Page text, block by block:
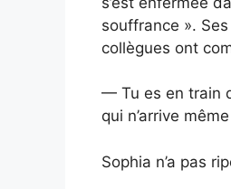
souffrance ».
collègues ont
— Tu es en train
qui n’arrive
Sophia n’a pas